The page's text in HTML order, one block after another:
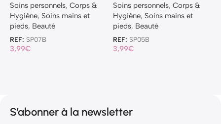
Soins personnels, Corps &
Hygiène, Soins mains et
pieds, Beauté
REF: SP07B
3,99€
Soins personnels, Corps &
Hygiène, Soins mains et
pieds, Beauté
REF: SP05B
3,99€
S’abonner à la newsletter